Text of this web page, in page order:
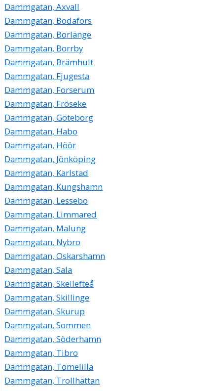
Dammgatan, Axvall
Dammgatan, Bodafors
Dammgatan, Borlänge
Dammgatan, Borrby
Dammgatan, Brämhult
Dammgatan, Fjugesta
Dammgatan, Forserum
Dammgatan, Fröseke
Dammgatan, Göteborg
Dammgatan, Habo
Dammgatan, Höör
Dammgatan, Jönköping
Dammgatan, Karlstad
Dammgatan, Kungshamn
Dammgatan, Lessebo
Dammgatan, Limmared
Dammgatan, Malung
Dammgatan, Nybro
Dammgatan, Oskarshamn
Dammgatan, Sala
Dammgatan, Skellefteå
Dammgatan, Skillinge
Dammgatan, Skurup
Dammgatan, Sommen
Dammgatan, Söderhamn
Dammgatan, Tibro
Dammgatan, Tomelilla
Dammgatan, Trollhättan